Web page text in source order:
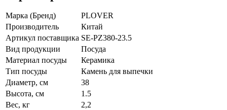
Марка (Бренд)
PLOVER
Производитель
Китай
Артикул поставщика SE-PZ380-23.5
Вид продукции
Посуда
Материал посуды
Керамика
Тип посуды
Камень для выпечки
Диаметр, см
38
Высота, см
1.5
Вес, кг
2,2